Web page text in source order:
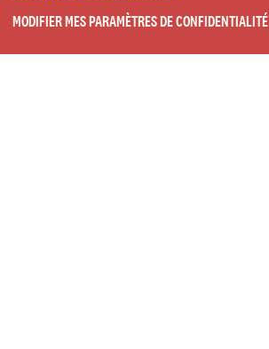
MODIFIER MES PARAMÈTRES DE CONFIDENTIALITÉ